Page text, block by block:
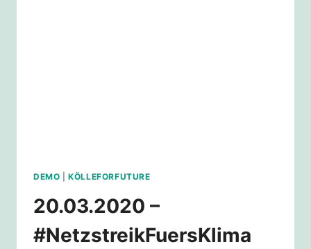
DEMO |KÖLLEFORFUTURE
20.03.2020 –
#NetzstreikFuersKlima